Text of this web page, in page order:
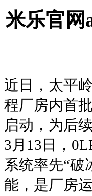
米乐官网
近日，太平
程厂房内首
启动，为后
3月13日，
系统率先“破
能，是厂房